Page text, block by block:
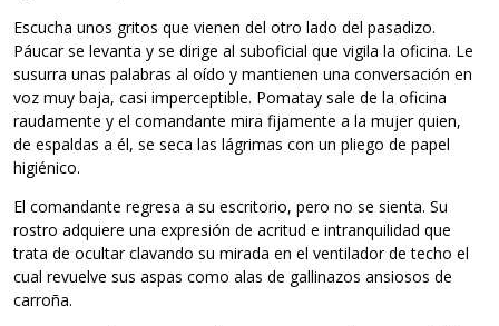
Escucha unos gritos que vienen del otro lado del pasadizo.
Páucar se levanta y se dirige al suboficial que vigila la oficina. Le
susurra unas palabras al oído y mantienen una conversación en
voz muy baja, casi imperceptible. Pomatay sale de la oficina
raudamente y el comandante mira fijamente a la mujer quien,
de espaldas a él, se seca las lágrimas con un pliego de papel
higiénico.
El comandante regresa a su escritorio, pero no se sienta. Su
rostro adquiere una expresión de acritud e intranquilidad que
trata de ocultar clavando su mirada en el ventilador de techo el
cual revuelve sus aspas como alas de gallinazos ansiosos de
carroña.